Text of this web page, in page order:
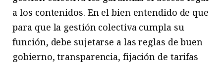
a los contenidos. En el bien entendido de que
para que la gestión colectiva cumpla su
función, debe sujetarse a las reglas de buen
gobierno, transparencia, fijación de tarifas